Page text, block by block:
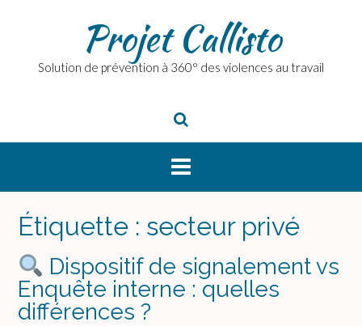
Projet Callisto
Solution de prévention à 360° des violences au travail
Étiquette : secteur privé
Dispositif de signalement vs
Enquête interne : quelles
différences ?